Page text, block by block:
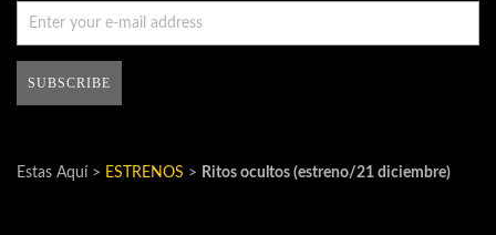
Estas Aquí > ESTRENOS > Ritos ocultos (estreno/21 diciembre)